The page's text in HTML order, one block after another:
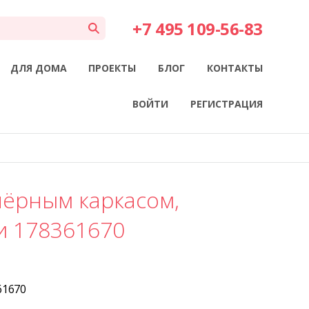
+7 495 109-56-83
ДЛЯ ДОМА ПРОЕКТЫ БЛОГ КОНТАКТЫ
ВОЙТИ РЕГИСТРАЦИЯ
каркасом,
178361670